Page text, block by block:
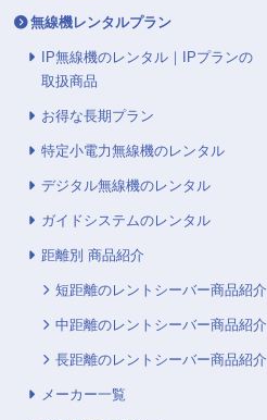
無線機レンタルプラン
IP無線機のレンタル｜IPプランの
取扱商品
お得な長期プラン
特定小電力無線機のレンタル
デジタル無線機のレンタル
ガイドシステムのレンタル
距離別 商品紹介
短距離のレントシーバー商品紹介
中距離のレントシーバー商品紹介
長距離のレントシーバー商品紹介
メーカー一覧